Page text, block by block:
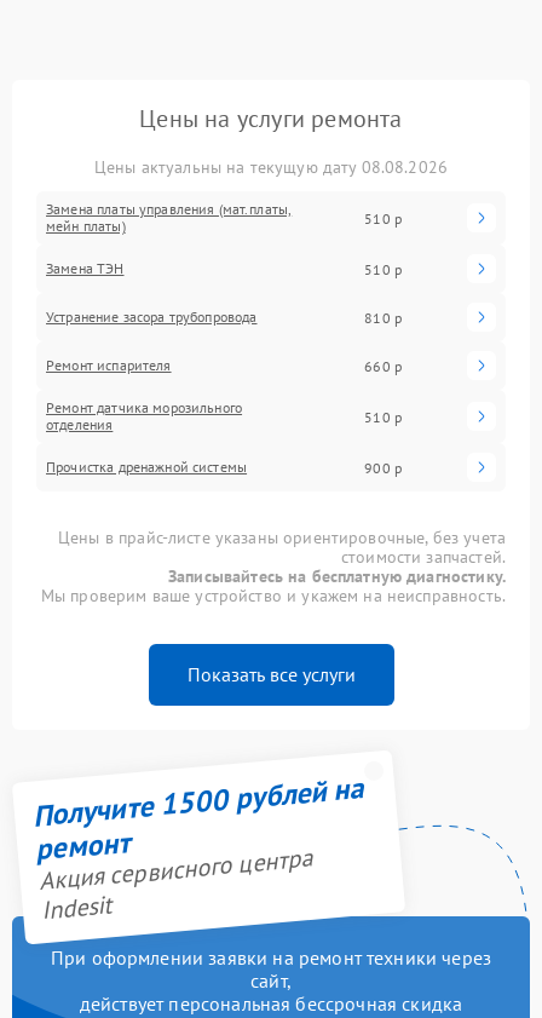
Цены на услуги ремонта
Цены актуальны на текущую дату 08.08.2026
Замена платы управления (мат.платы,
мейн платы)
510 р
Замена ТЭН 510 р
Устранение засора трубопровода 810 р
Ремонт испарителя 660 р
Ремонт датчика морозильного
отделения
510 р
Прочистка дренажной системы 900 р
Цены в прайс-листе указаны ориентировочные, без учета
стоимости запчастей.
Записывайтесь на бесплатную диагностику.
Мы проверим ваше устройство и укажем на неисправность.
Показать все услуги
Получите 1500 рублей на
ремонт
Акция сервисного центра
Indesit
При оформлении заявки на ремонт техники через
сайт,
действует персональная бессрочная скидка